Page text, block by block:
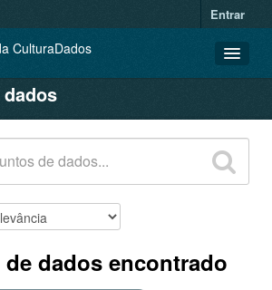
Entrar
dados encontrado